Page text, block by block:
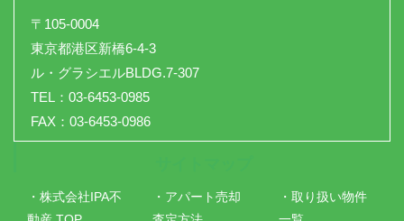
〒105-0004
東京都港区新橋6-4-3
ル・グラシエルBLDG.7-307
TEL：03-6453-0985
FAX：03-6453-0986
・株式会社IPA不
・アパート売却
・取り扱い物件